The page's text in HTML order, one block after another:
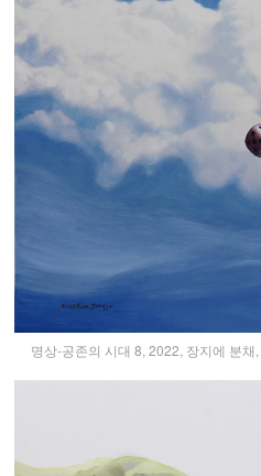
명상-공존의 시대 8, 2022, 장지에 분